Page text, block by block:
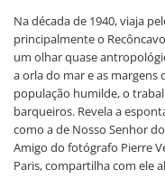
Na década de 1940, viaja
principalmente o
um olhar quase
a orla do mar e as
população humilde, o
barqueiros. Revela a
como a de Nosso Senhor
Amigo do fotógrafo Pierre
Paris, compartilha com ele